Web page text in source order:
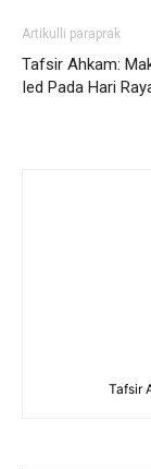
Artikulli paraprak
Tafsir Ahkam:
Ied Pada Hari
Tafsir